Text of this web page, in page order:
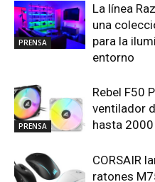
PRENSA
La línea
una
para la
entorno
PRENSA
Rebel F50
ventilador
hasta 2000
CORSAIR
ratones